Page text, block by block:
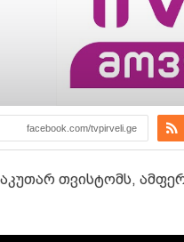
facebook.com/tvpirveli.ge
თვისტომს,